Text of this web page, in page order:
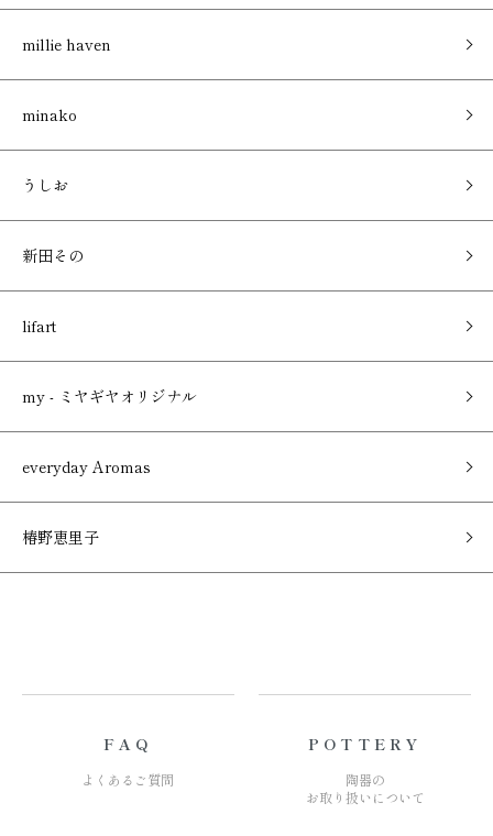
millie haven
minako
うしお
新田その
lifart
my - ミヤギヤオリジナル
everyday Aromas
椿野恵里子
FAQ
よくあるご質問
POTTERY
陶器の
お取り扱いについて